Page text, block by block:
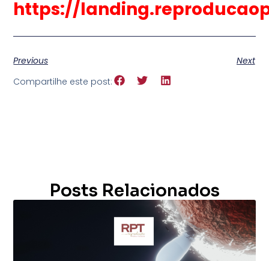
https://
Previous
Next
Compartilhe este post:
Posts Relacionados